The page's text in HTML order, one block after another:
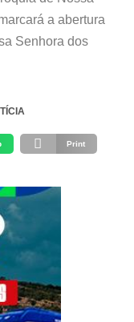
a abertura
Senhora dos
Print